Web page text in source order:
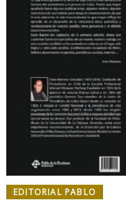
EDITORIAL PABLO